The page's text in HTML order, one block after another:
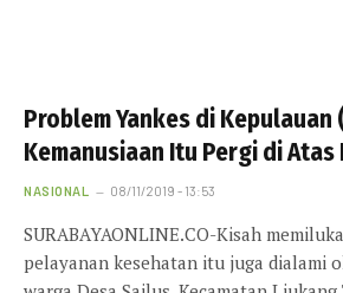
Problem Yankes di Kepulauan
Kemanusiaan Itu Pergi di
NASIONAL 08/11/2019 - 13:53
SURABAYAONLINE.CO-Kisah
pelayanan kesehatan itu juga dialami